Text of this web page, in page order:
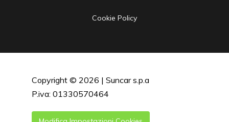
Cookie Policy
Copyright © 2026 | Suncar s.p.a
P.iva: 01330570464